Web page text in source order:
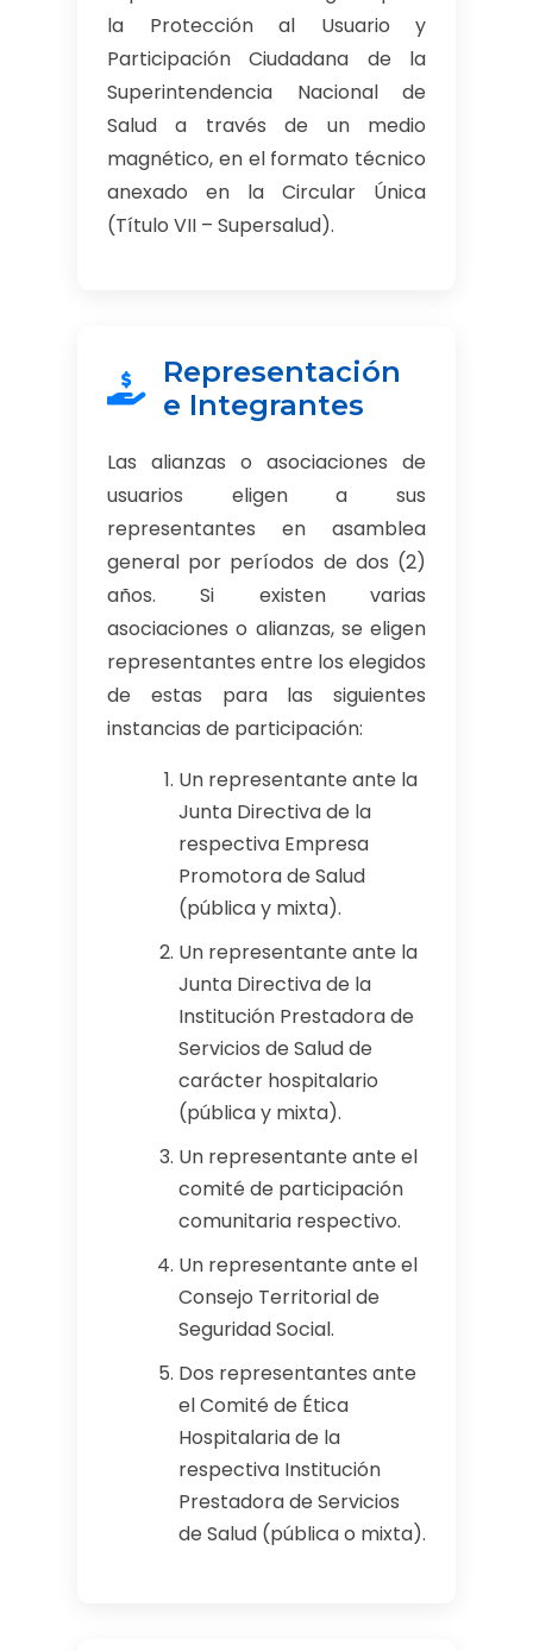
la Protección al Usuario y
Participación Ciudadana de la
Superintendencia Nacional de
Salud a través de un medio
magnético, en el formato técnico
anexado en la Circular Única
(Título VII – Supersalud).
Representación
e Integrantes
Las alianzas o asociaciones de
usuarios eligen a sus
representantes en asamblea
general por períodos de dos (2)
años. Si existen varias
asociaciones o alianzas, se eligen
representantes entre los elegidos
de estas para las siguientes
instancias de participación:
Un representante ante la
Junta Directiva de la
respectiva Empresa
Promotora de Salud
(pública y mixta).
Un representante ante la
Junta Directiva de la
Institución Prestadora de
Servicios de Salud de
carácter hospitalario
(pública y mixta).
Un representante ante el
comité de participación
comunitaria respectivo.
Un representante ante el
Consejo Territorial de
Seguridad Social.
Dos representantes ante
el Comité de Ética
Hospitalaria de la
respectiva Institución
Prestadora de Servicios
de Salud (pública o mixta).